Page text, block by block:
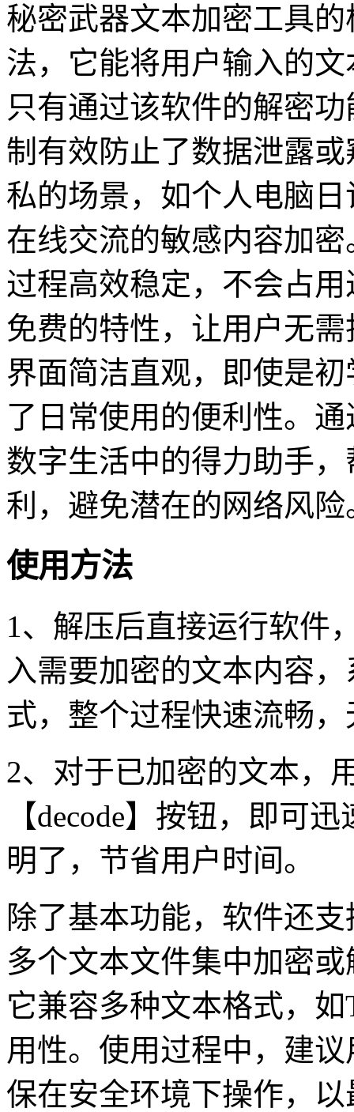
秘密武器文本加密工具
法，它能将用户输入的
只有通过该软件的解密
制有效防止了数据泄露
私的场景，如个人电脑
在线交流的敏感内容加
过程高效稳定，不会占
免费的特性，让用户无
界面简洁直观，即使是
了日常使用的便利性。
数字生活中的得力助手
利，避免潜在的网络风险
使用方法
1、解压后直接运行软件
入需要加密的文本内容
式，整个过程快速流畅
2、对于已加密的文本，
【decode】按钮，即可
明了，节省用户时间。
除了基本功能，软件还
多个文本文件集中加密
它兼容多种文本格式，
用性。使用过程中，建
保在安全环境下操作，